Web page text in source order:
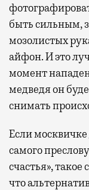
быть сильным,
мозолистых
айфон. И это
момент
медведя он
снимать
Если москвичке
самого
счастья»,
что